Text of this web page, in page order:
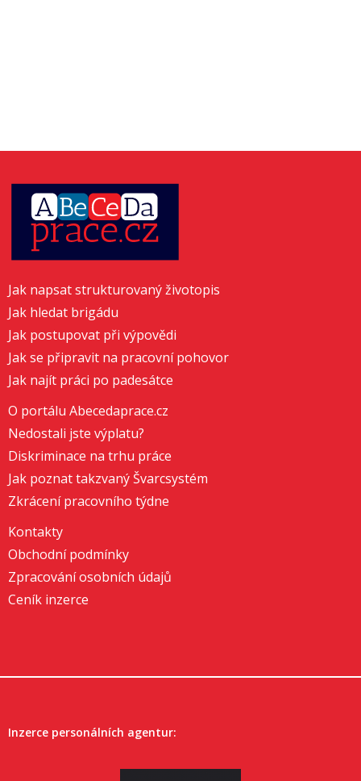
Jak napsat strukturovaný životopis
Jak hledat brigádu
Jak postupovat při výpovědi
Jak se připravit na pracovní pohovor
Jak najít práci po padesátce
O portálu Abecedaprace.cz
Nedostali jste výplatu?
Diskriminace na trhu práce
Jak poznat takzvaný Švarcsystém
Zkrácení pracovního týdne
Kontakty
Obchodní podmínky
Zpracování osobních údajů
Ceník inzerce
Inzerce personálních agentur: